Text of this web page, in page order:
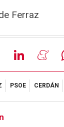
Ferraz
LinkedIn
PSOE CERDÁN